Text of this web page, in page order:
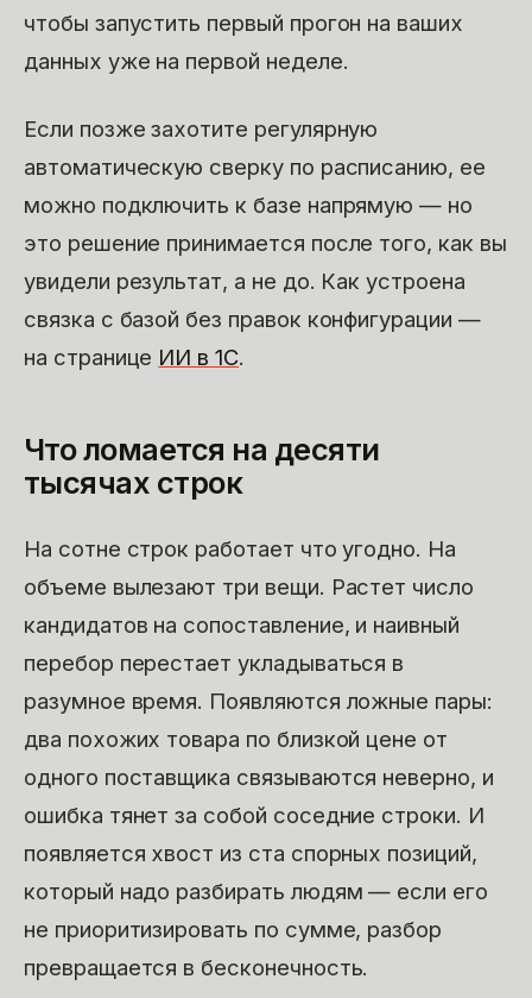
чтобы запустить первый прогон на ваших
данных уже на первой неделе.
Если позже захотите регулярную
автоматическую сверку по расписанию, ее
можно подключить к базе напрямую — но
это решение принимается после того, как вы
увидели результат, а не до. Как устроена
связка с базой без правок конфигурации —
на странице ИИ в 1С.
Что ломается на десяти
тысячах строк
На сотне строк работает что угодно. На
объеме вылезают три вещи. Растет число
кандидатов на сопоставление, и наивный
перебор перестает укладываться в
разумное время. Появляются ложные пары:
два похожих товара по близкой цене от
одного поставщика связываются неверно, и
ошибка тянет за собой соседние строки. И
появляется хвост из ста спорных позиций,
который надо разбирать людям — если его
не приоритизировать по сумме, разбор
превращается в бесконечность.